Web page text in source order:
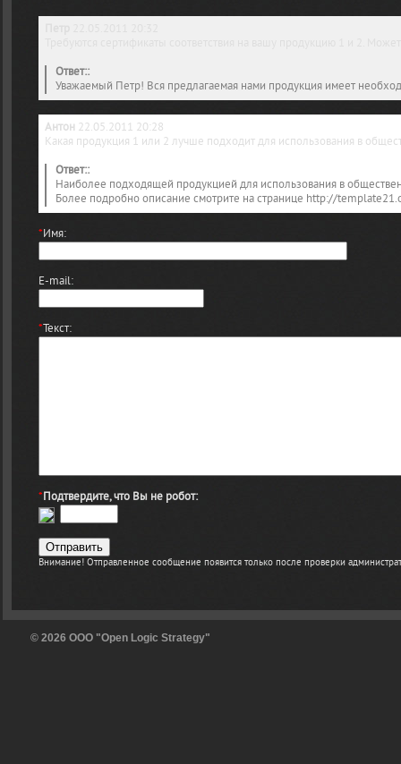
Ответ::
Уважаемый Петр! Вся предлагаемая нами продукция имеет
Антон 22.05.2011 20:28
Какая продукция 1 или 2 лучше подходит для использования в
Ответ::
Наиболее подходящей продукцией для использования в
Более подробно описание смотрите на странице http://
*Имя:
E-mail:
*Текст:
*Подтвердите, что Вы не робот:
Внимание! Отправленное сообщение появится только после проверки
© 2026 OOO "Open Logic Strategy"